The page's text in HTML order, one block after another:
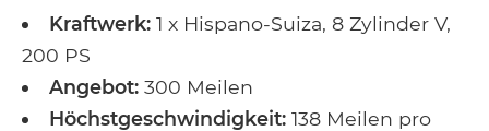
Kraftwerk:1 x Hispano-Suiza, 8 Zylinder V,
200 PS
Angebot:300 Meilen
Höchstgeschwindigkeit:138 Meilen pro